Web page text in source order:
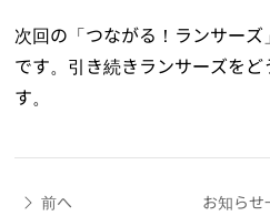
次回の「つながる！ランサー
です。引き続きランサーズを
す。
前へ お知らせ